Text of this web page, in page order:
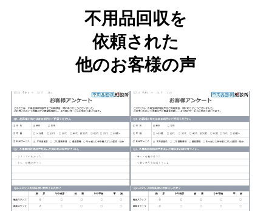
不用品回収を
依頼された
他のお客様の声